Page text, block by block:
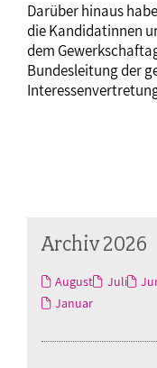
Darüber hinaus
die Kandidatinnen
dem
Bundesleitung der
Archiv 2026
August Juli
Januar